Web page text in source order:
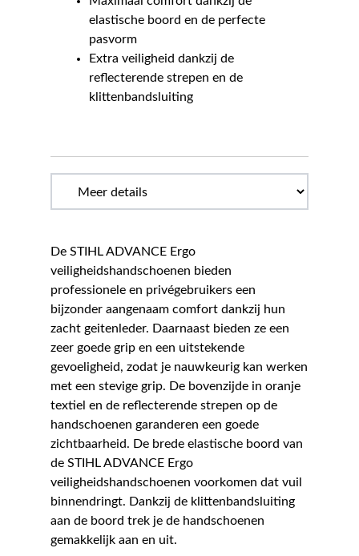
elastische boord en de perfecte
pasvorm
Extra veiligheid dankzij de
reflecterende strepen en de
klittenbandsluiting
De STIHL ADVANCE Ergo
veiligheidshandschoenen bieden
professionele en privégebruikers een
bijzonder aangenaam comfort dankzij hun
zacht geitenleder. Daarnaast bieden ze een
zeer goede grip en een uitstekende
gevoeligheid, zodat je nauwkeurig kan werken
met een stevige grip. De bovenzijde in oranje
textiel en de reflecterende strepen op de
handschoenen garanderen een goede
zichtbaarheid. De brede elastische boord van
de STIHL ADVANCE Ergo
veiligheidshandschoenen voorkomen dat vuil
binnendringt. Dankzij de klittenbandsluiting
aan de boord trek je de handschoenen
gemakkelijk aan en uit.